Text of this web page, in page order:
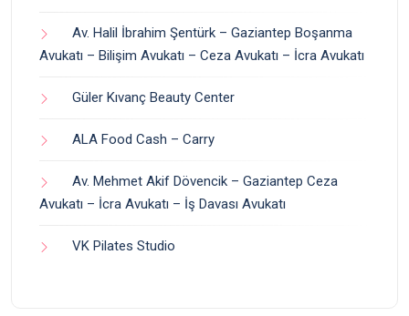
Av. Halil İbrahim Şentürk – Gaziantep Boşanma
Avukatı – Bilişim Avukatı – Ceza Avukatı – İcra Avukatı
Güler Kıvanç Beauty Center
ALA Food Cash – Carry
Av. Mehmet Akif Dövencik – Gaziantep Ceza
Avukatı – İcra Avukatı – İş Davası Avukatı
VK Pilates Studio